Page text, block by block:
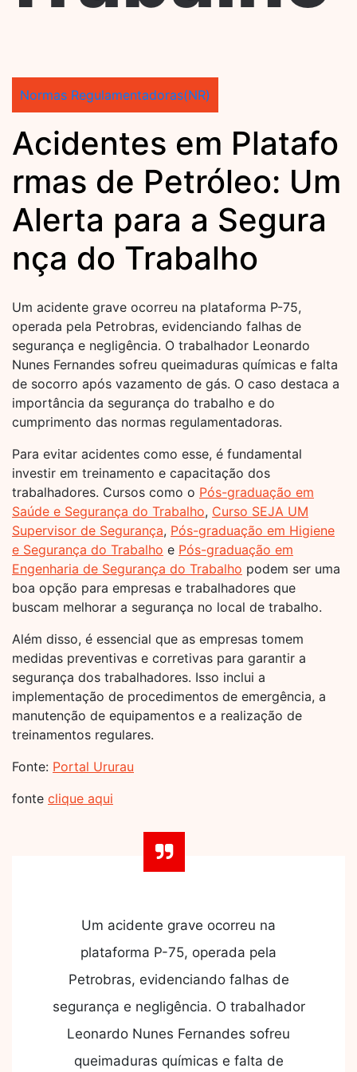
Normas Regulamentadoras(NR)
Acidentes em Platafo
rmas de Petróleo: Um
Alerta para a Segura
nça do Trabalho
Um acidente grave ocorreu na plataforma P-75,
operada pela Petrobras, evidenciando falhas de
segurança e negligência. O trabalhador Leonardo
Nunes Fernandes sofreu queimaduras químicas e falta
de socorro após vazamento de gás. O caso destaca a
importância da segurança do trabalho e do
cumprimento das normas regulamentadoras.
Para evitar acidentes como esse, é fundamental
investir em treinamento e capacitação dos
trabalhadores. Cursos como o Pós-graduação em
Saúde e Segurança do Trabalho, Curso SEJA UM
Supervisor de Segurança, Pós-graduação em Higiene
e Segurança do Trabalho e Pós-graduação em
Engenharia de Segurança do Trabalho podem ser uma
boa opção para empresas e trabalhadores que
buscam melhorar a segurança no local de trabalho.
Além disso, é essencial que as empresas tomem
medidas preventivas e corretivas para garantir a
segurança dos trabalhadores. Isso inclui a
implementação de procedimentos de emergência, a
manutenção de equipamentos e a realização de
treinamentos regulares.
Fonte: Portal Ururau
fonte clique aqui
Um acidente grave ocorreu na
plataforma P-75, operada pela
Petrobras, evidenciando falhas de
segurança e negligência. O trabalhador
Leonardo Nunes Fernandes sofreu
queimaduras químicas e falta de